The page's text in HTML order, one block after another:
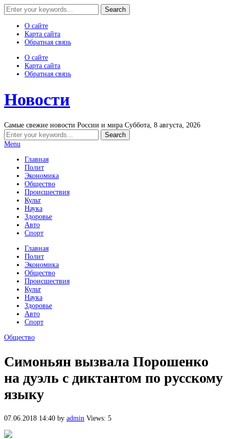
О сайте
Карта сайта
Обратная связь
О сайте
Карта сайта
Обратная связь
Новости
Самые свежие новости России и мира Суббота, 8 августа, 2026
Menu
Главная
Полит
Экономика
Общество
Происшествия
Культ
Наука
Здоровье
Авто
Спорт
Главная
Полит
Экономика
Общество
Происшествия
Культ
Наука
Здоровье
Авто
Спорт
Общество
Симоньян вызвала Порошенко
на дуэль с диктантом по русскому
языку
07.06.2018 14:40 by admin Views: 5